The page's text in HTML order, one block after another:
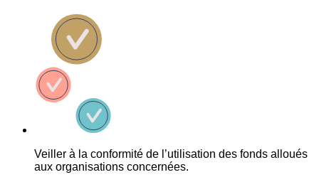
Veiller à la conformité de l’utilisation des fonds alloués
aux organisations concernées.